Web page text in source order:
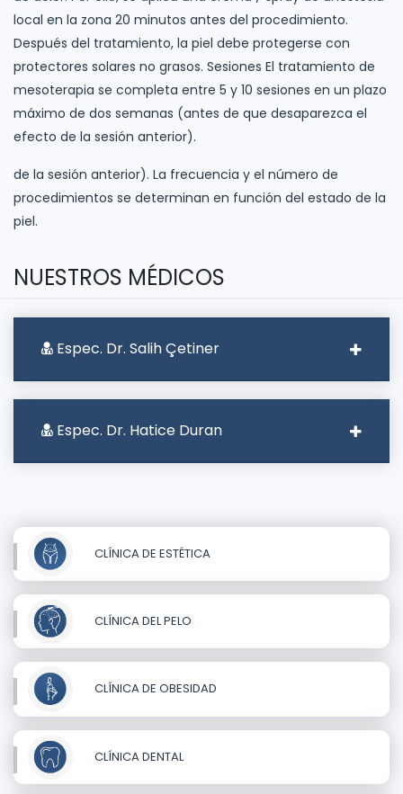
local en la zona 20 minutos antes del procedimiento.
Después del tratamiento, la piel debe protegerse con
protectores solares no grasos. Sesiones El tratamiento de
mesoterapia se completa entre 5 y 10 sesiones en un plazo
máximo de dos semanas (antes de que desaparezca el
efecto de la sesión anterior).
de la sesión anterior). La frecuencia y el número de
procedimientos se determinan en función del estado de la
piel.
NUESTROS MÉDICOS
Espec. Dr. Salih Çetiner
Espec. Dr. Hatice Duran
CLÍNICA DE ESTÉTICA
CLÍNICA DEL PELO
CLÍNICA DE OBESIDAD
CLÍNICA DENTAL